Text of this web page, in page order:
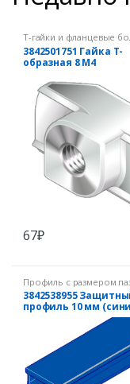
Т-гайки и фланцевые
3842501751 Гайка Т-
образная 8 М4
67₽
Профиль с размером
3842538955
профиль 10 мм